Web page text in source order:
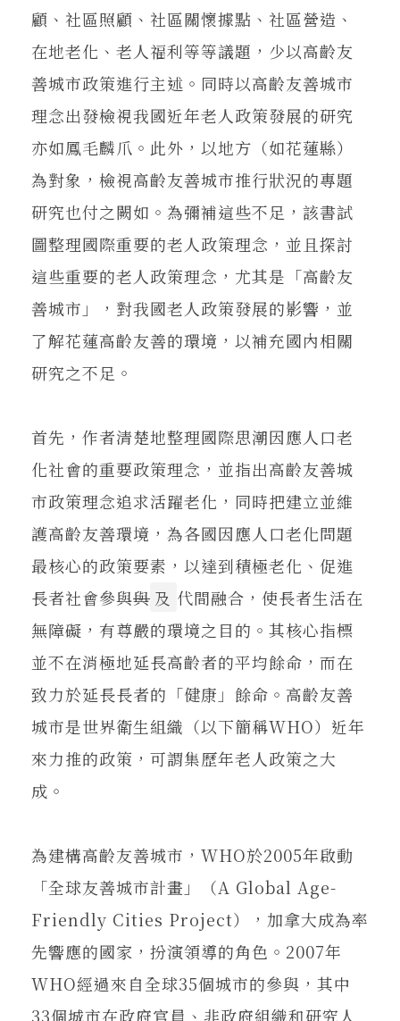
顧、社區照顧、社區關懷據點、社區營造、
在地老化、老人福利等等議題，少以高齡友
善城市政策進行主述。同時以高齡友善城市
理念出發檢視我國近年老人政策發展的研究
亦如鳳毛麟爪。此外，以地方（如花蓮縣）
為對象，檢視高齡友善城市推行狀況的專題
研究也付之闕如。為彌補這些不足，該書試
圖整理國際重要的老人政策理念，並且探討
這些重要的老人政策理念，尤其是「高齡友
善城市」，對我國老人政策發展的影響，並
了解花蓮高齡友善的環境，以補充國內相關
研究之不足。
首先，作者清楚地整理國際思潮因應人口老
化社會的重要政策理念，並指出高齡友善城
市政策理念追求活躍老化，同時把建立並維
護高齡友善環境，為各國因應人口老化問題
最核心的政策要素，以達到積極老化、促進
長者社會參與與 及 代間融合，使長者生活在
無障礙，有尊嚴的環境之目的。其核心指標
並不在消極地延長高齡者的平均餘命，而在
致力於延長長者的「健康」餘命。高齡友善
城市是世界衛生組織（以下簡稱WHO）近年
來力推的政策，可謂集歷年老人政策之大
成。
為建構高齡友善城市，WHO於2005年啟動
「全球友善城市計畫」（A Global Age-
Friendly Cities Project），加拿大成為率
先響應的國家，扮演領導的角色。2007年
WHO經過來自全球35個城市的參與，其中
33個城市在政府官員、非政府組織和研究人